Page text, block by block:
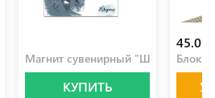
10 мм
Магнит сувенирный "Шредингер"
КУПИТЬ
45.0 ₽
Блок